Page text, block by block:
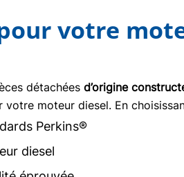
votre
détachées d’origine
moteur diesel. En
Perkins®
diesel